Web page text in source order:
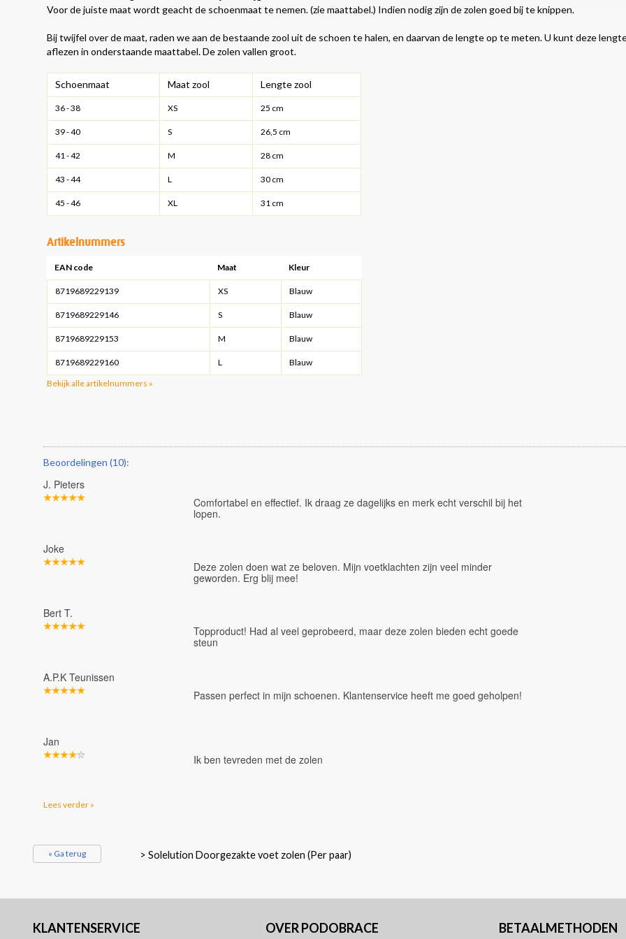
Voor de juiste maat wordt geacht de schoenmaat te nemen. (zie maattabel.) Indien nodig zijn de zolen goed bij te knippen.
Bij twijfel over de maat, raden we aan de bestaande zool uit de schoen te halen, en daarvan de lengte op te meten. U kunt deze
aflezen in onderstaande maattabel. De zolen vallen groot.
Schoenmaat Maat zool Lengte zool
36 - 38 XS 25 cm
39 - 40 S 26,5 cm
41 - 42 M 28 cm
43 - 44 L 30 cm
45 - 46 XL 31 cm
Artikelnummers
EAN code Maat Kleur
8719689229139 XS Blauw
8719689229146 S Blauw
8719689229153 M Blauw
8719689229160 L
Blauw
Bekijk alle artikelnummers »
Beoordelingen (10):
J. Pieters
Comfortabel en effectief. Ik draag ze dagelijks en merk echt verschil bij het
lopen.
Joke
Deze zolen doen wat ze beloven. Mijn voetklachten zijn veel minder
geworden. Erg blij mee!
Bert T.
Topproduct! Had al veel geprobeerd, maar deze zolen bieden echt goede
steun
A.P.K Teunissen
Passen perfect in mijn schoenen. Klantenservice heeft me goed geholpen!
Jan
Ik ben tevreden met de zolen
Lees verder »
« Ga terug > Solelution Doorgezakte voet zolen (Per paar)
KLANTENSERVICE OVER PODOBRACE BETAALMETHODEN